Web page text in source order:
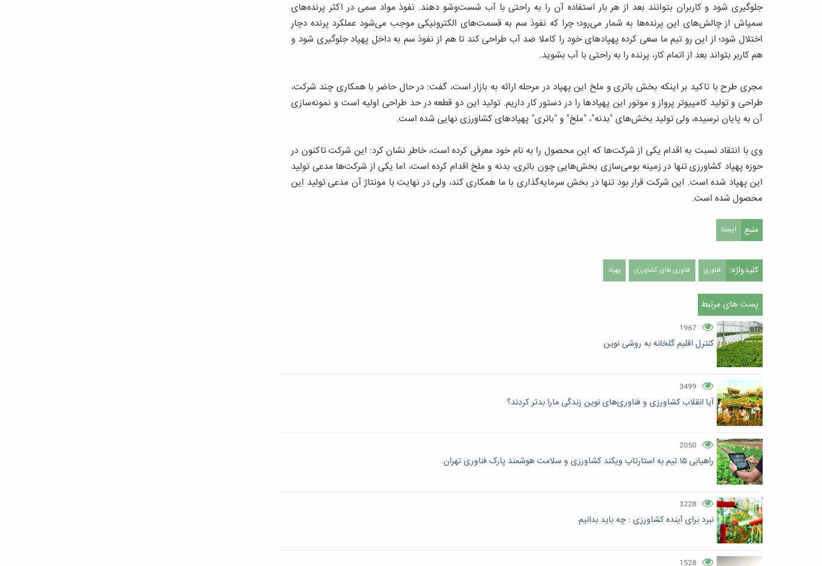
جلوگیری شود و کاربران بتوانند بعد از هر بار استفاده آن را به راحتی با آب شست‌وشو دهند. نفوذ مواد سمی در اکثر پرنده‌های
سمپاش از چالش‌های این پرنده‌ها به شمار می‌رود؛ چرا که نفوذ سم به قسمت‌های الکترونیکی موجب می‌شود عملکرد پرنده دچار
اختلال شود؛ از این رو تیم ما سعی کرده پهپادهای خود را کاملا ضد آب طراحی کند تا هم از نفوذ سم به داخل پهپاد جلوگیری شود و
هم کاربر بتواند بعد از اتمام کار، پرنده را به راحتی با آب بشوید.
مجری طرح با تاکید بر اینکه بخش باتری و ملخ این پهپاد در مرحله ارائه به بازار است، گفت: در حال حاضر با همکاری چند شرکت،
طراحی و تولید کامپیوتر پرواز و موتور این پهپادها را در دستور کار داریم. تولید این دو قطعه در حد طراحی اولیه است و نمونه‌سازی
آن به پایان نرسیده، ولی تولید بخش‌های "بدنه"، "ملخ" و "باتری" پهپادهای کشاورزی نهایی شده است.
وی با انتقاد نسبت به اقدام یکی از شرکت‌ها که این محصول را به نام خود معرفی کرده است، خاطر نشان کرد: این شرکت تاکنون در
حوزه پهپاد کشاورزی تنها در زمینه بومی‌سازی بخش‌هایی چون باتری، بدنه و ملخ اقدام کرده است، اما یکی از شرکت‌ها مدعی تولید
این پهپاد شده است. این شرکت قرار بود تنها در بخش سرمایه‌گذاری با ما همکاری کند، ولی در نهایت با مونتاژ آن مدعی تولید این
محصول شده است.
منبع ایسنا
کلیدواژه: فناوری فناوری های کشاورزی پهپاد
پست های مرتبط
1967
کنترل اقلیم گلخانه به روشی نوین
3499
آیا انقلاب کشاورزی و فناوری‌های نوین زندگی مارا بدتر کردند؟
2050
راهیابی ۱۵ تیم به استارتاپ ویکند کشاورزی و سلامت هوشمند پارک فناوری تهران
3228
نبرد برای آینده کشاورزی : چه باید بدانیم
1528